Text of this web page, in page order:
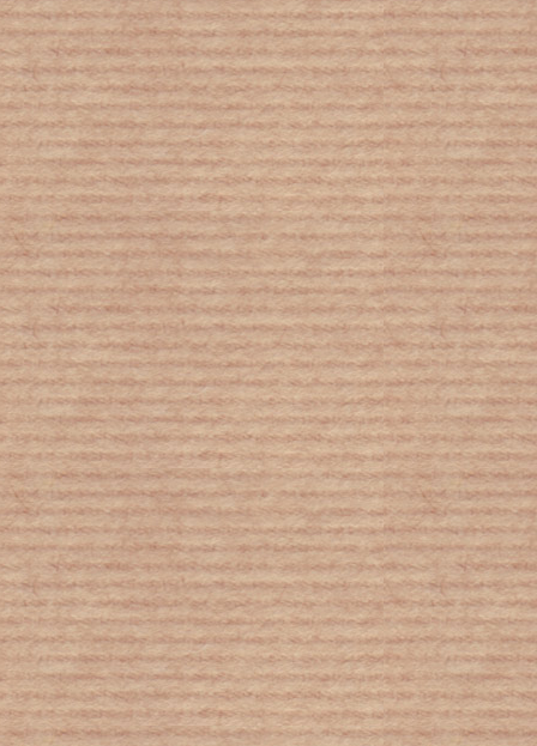
Κορονοϊός: Έτσι προσβάλλει τα
κύτταρα - Πώς εκμεταλλεύεται το
ανοσοποιητικό
Κορονοϊός: Μόλυνση σε παιδιά με
καρκίνο – Τα στοιχεία νέας μελέτης